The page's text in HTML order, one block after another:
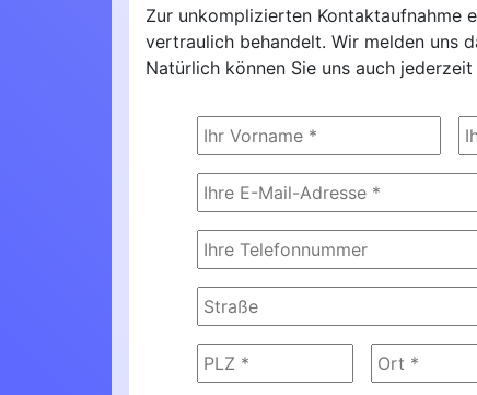
Zur unkomplizierten Kontaktaufnahme
vertraulich behandelt. Wir melden uns
Natürlich können Sie uns auch